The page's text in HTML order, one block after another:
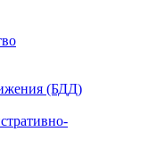
(БДД)